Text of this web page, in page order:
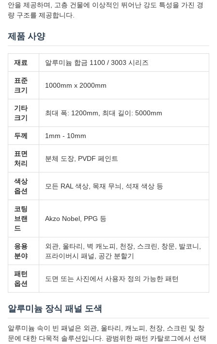
안을 제공하며, 고층 건물에 이상적인 뛰어난 강도 특성을 가진 경
량 구조를 제공합니다.
제품 사양
재료 알루미늄 합금 1100 / 3003 시리즈
표준
크기
1000mm x 2000mm
기타
크기
최대 폭: 1200mm, 최대 길이: 5000mm
두께 1mm - 10mm
표면
처리
분체 도장, PVDF 페인트
색상
옵션
모든 RAL 색상, 목재 무늬, 석재 색상 등
코팅
브랜
드
Akzo Nobel, PPG 등
응용
분야
외관, 울타리, 벽 캐노피, 천장, 스크린, 창문, 발코니,
프라이버시 패널, 공간 분할기
패턴
옵션
도면 또는 사진에서 사용자 정의 가능한 패턴
알루미늄 장식 패널 도색
알루미늄 속이 빈 패널은 외관, 울타리, 캐노피, 천장, 스크린 및 창
문에 대한 다목적 솔루션입니다. 광범위한 패턴 카탈로그에서 선택